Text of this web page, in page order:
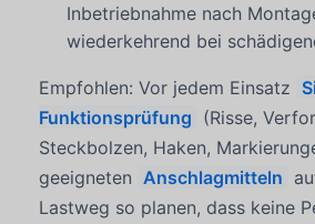
Inbetriebnahme nach
wiederkehrend bei
Empfohlen: Vor jedem Einsatz
Funktionsprüfung (Risse,
Steckbolzen, Haken,
geeigneten Anschlagmitteln
Lastweg so planen, dass keine